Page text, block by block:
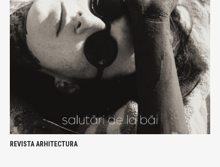
REVISTA ARHITECTURA